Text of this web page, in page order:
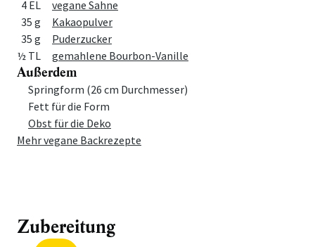
4 EL
vegane Sahne
35 g
Kakaopulver
35 g
Puderzucker
½ TL
gemahlene Bourbon-Vanille
Außerdem
MengeZutat
Springform (26 cm Durchmesser)
Fett für die Form
Obst für die Deko
Mehr vegane Backrezepte
Zubereitung